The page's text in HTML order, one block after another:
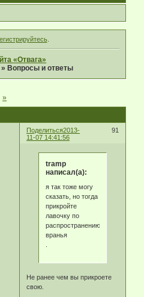
.
«Отвага»
» Вопросы и ответы
»
Поделиться 91
2013-
11-07 14:41:56
tramp
написал(а):
я так тоже могу
сказать, но тогда
прикройте
лавочку по
распространению
вранья
Не ранее чем вы прикроете
свою.